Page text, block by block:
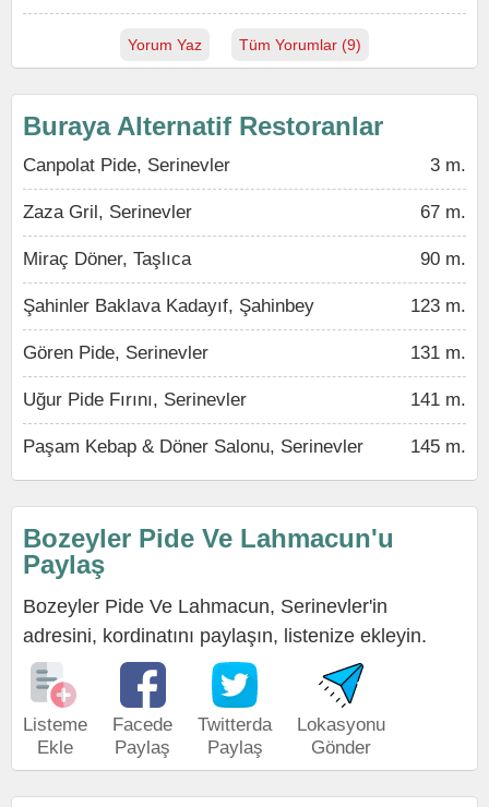
Yorum Yaz Tüm Yorumlar (9)
Buraya Alternatif Restoranlar
Canpolat Pide, Serinevler 3 m.
Zaza Gril, Serinevler 67 m.
Miraç Döner, Taşlıca 90 m.
Şahinler Baklava Kadayıf, Şahinbey 123 m.
Gören Pide, Serinevler 131 m.
Uğur Pide Fırını, Serinevler 141 m.
Paşam Kebap & Döner Salonu, Serinevler 145 m.
Bozeyler Pide Ve Lahmacun'u
Paylaş
Bozeyler Pide Ve Lahmacun, Serinevler'in
adresini, kordinatını paylaşın, listenize ekleyin.
Listeme
Ekle
Facede
Paylaş
Twitterda
Paylaş
Lokasyonu
Gönder